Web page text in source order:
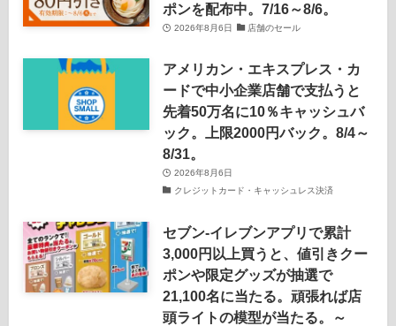
ポンを配布中。7/16～8/6。
2026年8月6日 店舗のセール
アメリカン・エキスプレス・カ
ードで中小企業店舗で支払うと
先着50万名に10％キャッシュバ
ック。上限2000円バック。8/4～
8/31。
2026年8月6日
クレジットカード・キャッシュレス決済
セブン‐イレブンアプリで累計
3,000円以上買うと、値引きクー
ポンや限定グッズが抽選で
21,100名に当たる。頑張れば店
頭ライトの模型が当たる。～